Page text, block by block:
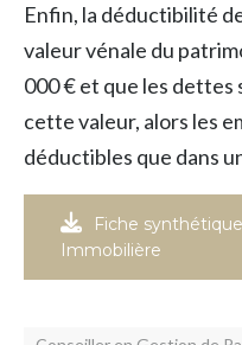
Enfin, la déductibilité
valeur vénale du
000 € et que les dettes
cette valeur, alors les
déductibles que dans
Fiche
Immobilière